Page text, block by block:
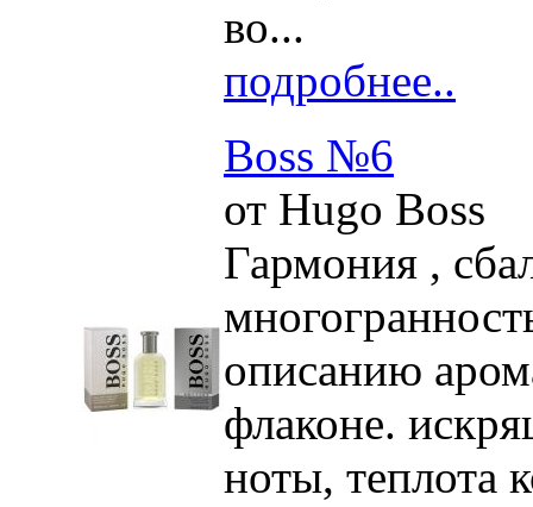
во...
подробнее..
Boss №6
от Hugo Boss
Гармония ,
описанию
флаконе.
ноты, теплота